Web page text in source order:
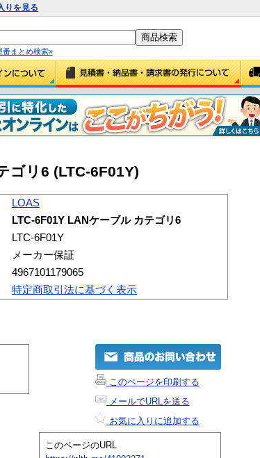
りを見る
番まとめ検索»
ゴリ6 (LTC-6F01Y)
LOAS
LTC-6F01Y LANケーブル カテゴリ6
LTC-6F01Y
メーカー保証
4967101179065
特定商取引法に基づく表示
このページを印刷する
メールでURLを送る
お気に入りに追加する
このページのURL